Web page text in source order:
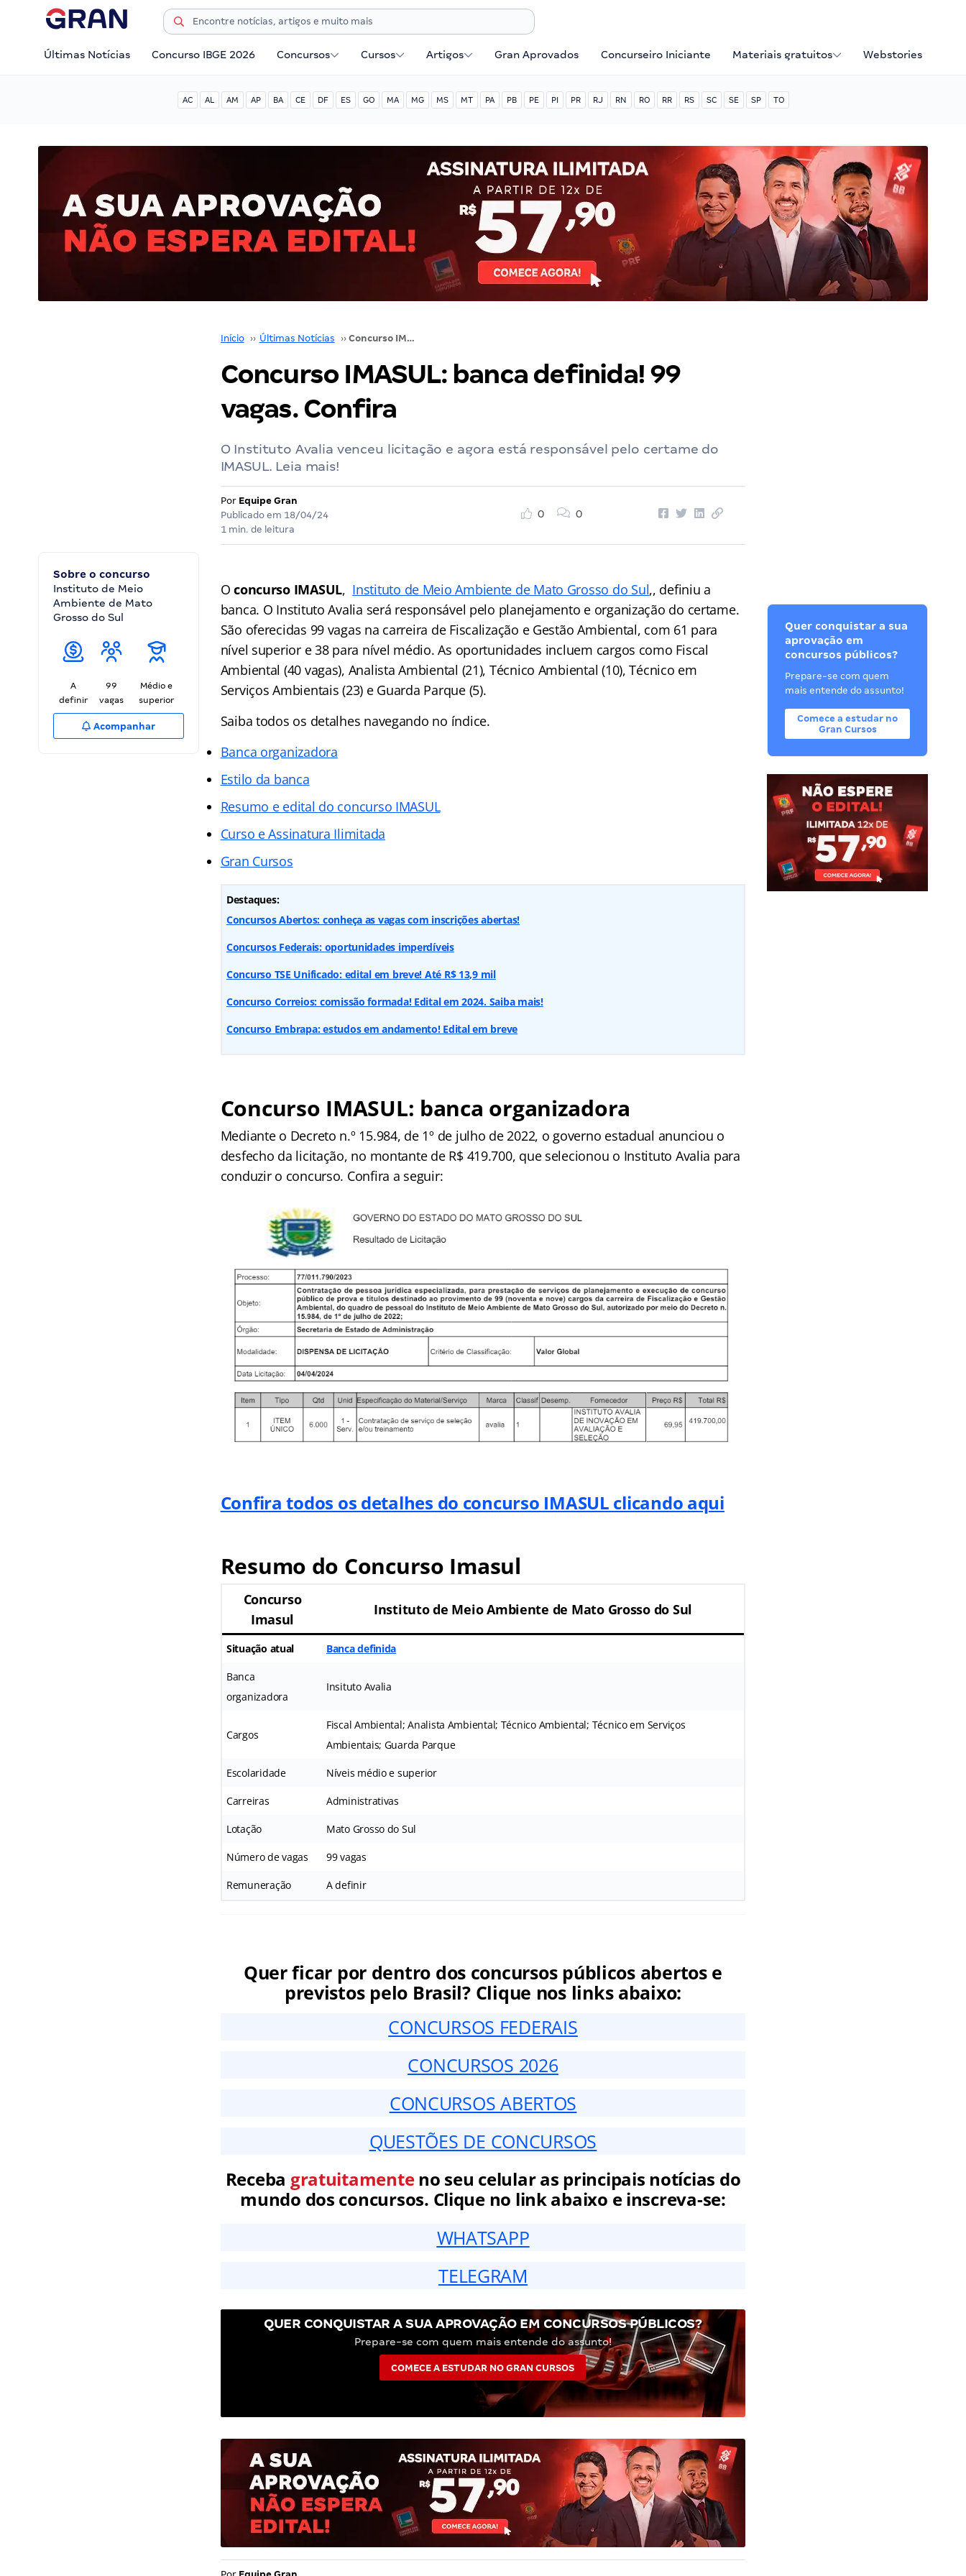
Últimas Notícias Concurso IBGE 2026 Concursos Cursos Artigos Gran Aprovados Concurseiro Iniciante Materiais gratuitos Webstories
AC AL AM AP BA CE DF ES GO MA MG MS MT PA PB PE PI PR RJ RN RO RR RS SC SE SP TO
Início ›› Últimas Notícias ›› Concurso IMASUL: banca definida! 99 vagas. Confira
Concurso IMASUL: banca definida! 99
vagas. Confira
O Instituto Avalia venceu licitação e agora está responsável pelo certame do
IMASUL. Leia mais!
Por Equipe Gran
Publicado em 18/04/24
1 min. de leitura
0 0
Sobre o concurso
Instituto de Meio
Ambiente de Mato
Grosso do Sul
A
definir
99
vagas
Médio e
superior
Acompanhar
O concurso IMASUL, Instituto de Meio Ambiente de Mato Grosso do Sul,, definiu a
banca. O Instituto Avalia será responsável pelo planejamento e organização do certame.
São oferecidas 99 vagas na carreira de Fiscalização e Gestão Ambiental, com 61 para
nível superior e 38 para nível médio. As oportunidades incluem cargos como Fiscal
Ambiental (40 vagas), Analista Ambiental (21), Técnico Ambiental (10), Técnico em
Serviços Ambientais (23) e Guarda Parque (5).
Saiba todos os detalhes navegando no índice.
Banca organizadora
Estilo da banca
Resumo e edital do concurso IMASUL
Curso e Assinatura Ilimitada
Gran Cursos
Destaques:
Concursos Abertos: conheça as vagas com inscrições abertas!
Concursos Federais: oportunidades imperdíveis
Concurso TSE Unificado: edital em breve! Até R$ 13,9 mil
Concurso Correios: comissão formada! Edital em 2024. Saiba mais!
Concurso Embrapa: estudos em andamento! Edital em breve
Concurso IMASUL: banca organizadora
Mediante o Decreto n.º 15.984, de 1º de julho de 2022, o governo estadual anunciou o
desfecho da licitação, no montante de R$ 419.700, que selecionou o Instituto Avalia para
conduzir o concurso. Confira a seguir:
Confira todos os detalhes do concurso IMASUL clicando aqui
Resumo do Concurso Imasul
Concurso
Imasul
Instituto de Meio Ambiente de Mato Grosso do Sul
Situação atual Banca definida
Banca
organizadora
Insituto Avalia
Cargos
Fiscal Ambiental; Analista Ambiental; Técnico Ambiental; Técnico em Serviços
Ambientais; Guarda Parque
Escolaridade Níveis médio e superior
Carreiras Administrativas
Lotação Mato Grosso do Sul
Número de vagas 99 vagas
Remuneração A definir
Quer ficar por dentro dos concursos públicos abertos e
previstos pelo Brasil? Clique nos links abaixo:
CONCURSOS FEDERAIS
CONCURSOS 2026
CONCURSOS ABERTOS
QUESTÕES DE CONCURSOS
Receba gratuitamenteno seu celular as principais notícias do
mundo dos concursos. Clique no link abaixo e inscreva-se:
WHATSAPP
TELEGRAM
QUER CONQUISTAR A SUA APROVAÇÃO EM CONCURSOS PÚBLICOS?
Prepare-se com quem mais entende do assunto!
COMECE A ESTUDAR NO GRAN CURSOS
Quer conquistar a sua
aprovação em
concursos públicos?
Prepare-se com quem
mais entende do assunto!
Comece a estudar no
Gran Cursos